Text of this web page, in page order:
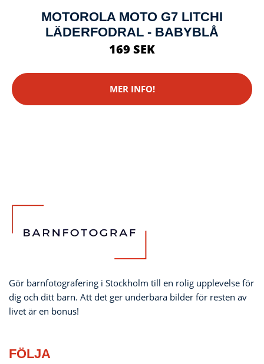
MOTOROLA MOTO G7 LITCHI
LÄDERFODRAL - BABYBLÅ
169 SEK
MER INFO!
Gör barnfotografering i Stockholm till en rolig upplevelse för
dig och ditt barn. Att det ger underbara bilder för resten av
livet är en bonus!
FÖLJA